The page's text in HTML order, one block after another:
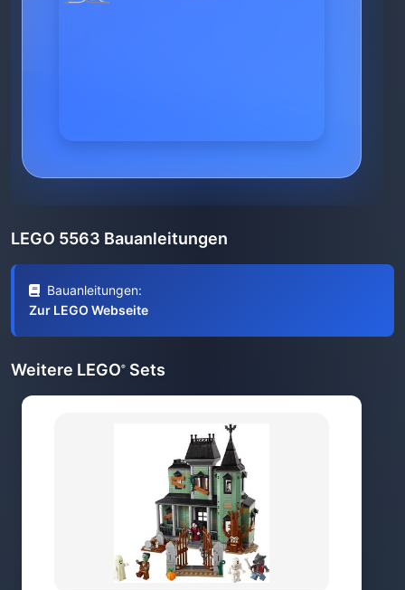
LEGO 5563 Bauanleitungen
Bauanleitungen:
Zur LEGO Webseite
Weitere LEGO® Sets